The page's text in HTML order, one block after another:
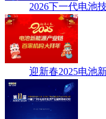
2026下一代电池
迎新春2025电池